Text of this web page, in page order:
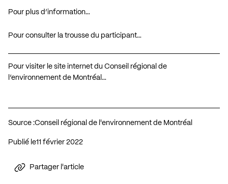
Pour plus d’information…
Pour consulter la trousse du participant…
Pour visiter le site internet du Conseil régional de
l’environnement de Montréal…
Source :Conseil régional de l'environnement de Montréal
Publié le 11 février 2022
Partager l'article